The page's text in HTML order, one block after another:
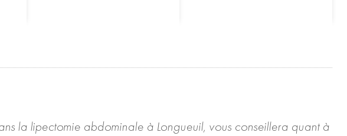
la lipectomie abdominale à Longueuil, vous conseillera quant à